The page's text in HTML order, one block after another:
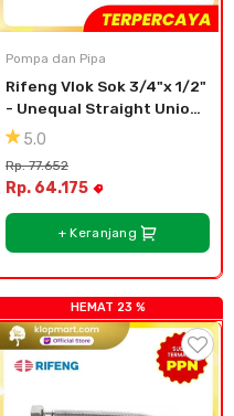
Pompa dan Pipa
Rifeng Vlok Sok 3/4"x 1/2"
- Unequal Straight Union
S1620x1216
5.0
Rp. 77.652
Rp. 64.175
+ Keranjang
HEMAT 23 %